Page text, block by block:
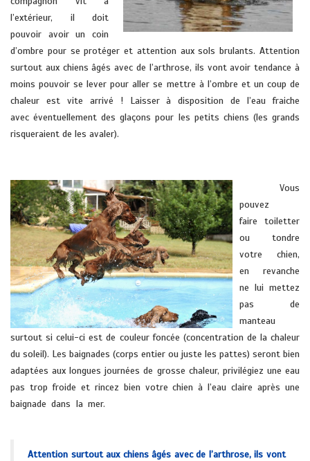
l’extérieur, il doit
pouvoir avoir un coin
d’ombre pour se protéger et attention aux sols brulants. Attention
surtout aux chiens âgés avec de l’arthrose, ils vont avoir tendance à
moins pouvoir se lever pour aller se mettre à l’ombre et un coup de
chaleur est vite arrivé ! Laisser à disposition de l’eau fraiche
avec éventuellement des glaçons pour les petits chiens (les grands
risqueraient de les avaler).
Vous
pouvez
faire toiletter
ou tondre
votre chien,
en revanche
ne lui mettez
pas de
manteau
surtout si celui-ci est de couleur foncée (concentration de la chaleur
du soleil). Les baignades (corps entier ou juste les pattes) seront bien
adaptées aux longues journées de grosse chaleur, privilégiez une eau
pas trop froide et rincez bien votre chien à l’eau claire après une
baignade dans la mer.
Attention surtout aux chiens âgés avec de l’arthrose, ils vont